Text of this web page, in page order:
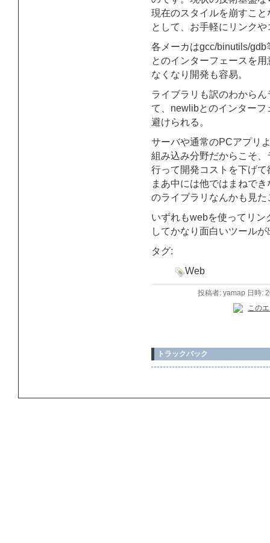
現在のスタイルを崩すこ
として、お手軽にリンク
各メーカはgcc/binutils/
とのインターフェースを
なくなり開発も容易。
ライブラリも訳のわから
て、newlibとのインター
避けられる。
サーバや通常のPCアプリ
組み込み分野だからこそ
行って開発コストを下げ
まあ中には他ではまねで
のライブラリなんかも見た
いずれもwebを使ってリ
してかなり面白いツール
タグ:
Web
投稿者: yamap 日時:
トラックバック